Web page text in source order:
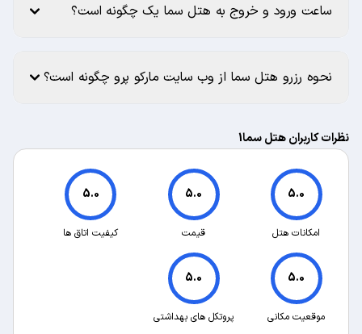
ساعت ورود و خروج به هتل سما یک چگونه است؟
نحوه رزرو هتل سما از وب سایت مارکو پرو چگونه است؟
نظرات کاربران هتل سما1
5.0
امکانات هتل
5.0
قیمت
5.0
کیفیت اتاق ها
5.0
موقعیت مکانی
5.0
پروتکل های بهداشتی